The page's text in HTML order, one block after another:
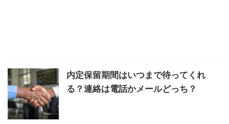
内定保留期間はいつまで待ってくれ
る？連絡は電話かメールどっち？